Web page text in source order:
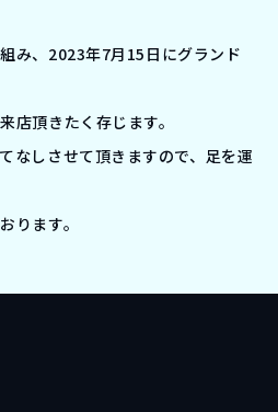
み、2023年7月15日にグランド
店頂きたく存じます。
なしさせて頂きますので、足を運
ります。